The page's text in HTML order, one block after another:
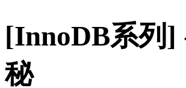
[InnoDB系列]
秘